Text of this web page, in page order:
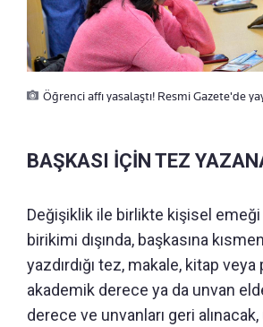
Öğrenci affı yasalaştı! Resmi Gazete'de
BAŞKASI İÇİN TEZ
Değişiklik ile birlikte kişisel
birikimi dışında, başkasına
yazdırdığı tez, makale, kitap
akademik derece ya da unvan
derece ve unvanları geri